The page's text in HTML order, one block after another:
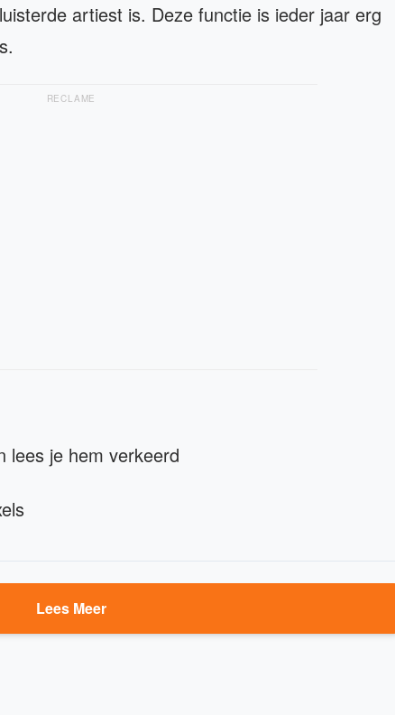
artiest is. Deze functie is ieder jaar erg
RECLAME
lees je hem verkeerd
Lees Meer